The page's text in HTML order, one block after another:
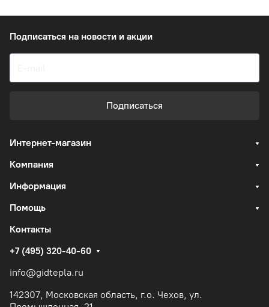
Подписаться на новости и акции
Подписаться
Интернет-магазин
Компания
Информация
Помощь
Контакты
+7 (495) 320-40-60
info@gidtepla.ru
142307, Московская область, г.о. Чехов, ул.